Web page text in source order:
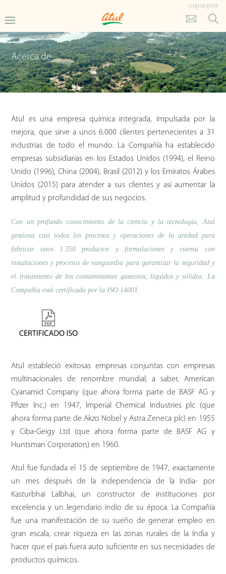
CHI ENG POR
Acerca de
Atul es una empresa química integrada, impulsada por la
mejora, que sirve a unos 6.000 clientes pertenecientes a 31
industrias de todo el mundo. La Compañía ha establecido
empresas subsidiarias en los Estados Unidos (1994), el Reino
Unido (1996), China (2004), Brasil (2012) y los Emiratos Árabes
Unidos (2015) para atender a sus clientes y así aumentar la
amplitud y profundidad de sus negocios.
Con un profundo conocimiento de la ciencia y la tecnología, Atul
gestiona casi todos los procesos y operaciones de la unidad para
fabricar unos 1.350 productos y formulaciones y cuenta con
instalaciones y procesos de vanguardia para garantizar la seguridad y
el tratamiento de los contaminantes gaseosos, líquidos y sólidos. La
Compañía está certificada por la ISO 14001.
Atul estableció exitosas empresas conjuntas con empresas
multinacionales de renombre mundial, a saber, American
Cyanamid Company (que ahora forma parte de BASF AG y
Pfizer Inc.) en 1947, Imperial Chemical Industries plc (que
ahora forma parte de Akzo Nobel y Astra Zeneca plc) en 1955
y Ciba-Geigy Ltd (que ahora forma parte de BASF AG y
Huntsman Corporation) en 1960.
Atul fue fundada el 15 de septiembre de 1947, exactamente
un mes después de la independencia de la India- por
Kasturbhai Lalbhai, un constructor de instituciones por
excelencia y un legendario indio de su época. La Compañía
fue una manifestación de su sueño de generar empleo en
gran escala, crear riqueza en las zonas rurales de la India y
hacer que el país fuera auto suficiente en sus necesidades de
productos químicos.